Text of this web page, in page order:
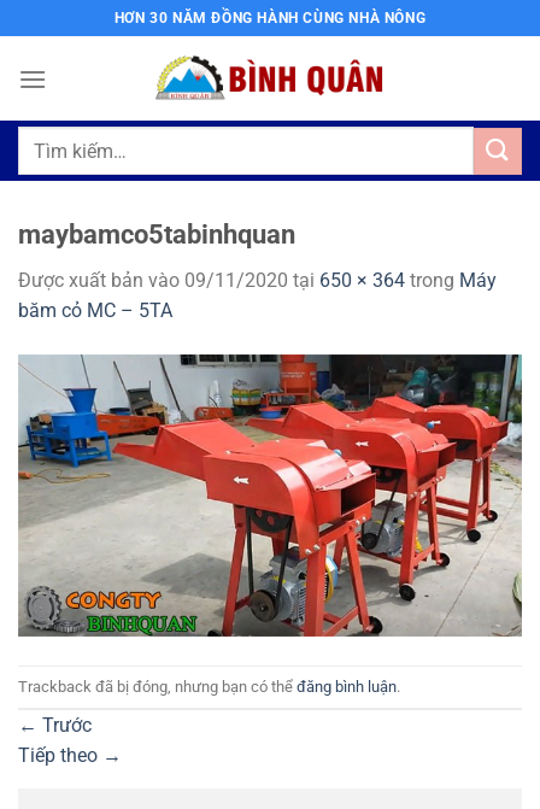
qua
nội
HƠN 30 NĂM ĐỒNG HÀNH CÙNG NHÀ NÔNG
Tìm
maybamco5tabinhquan
Được xuất bản vào 09/11/2020 tại 650 × 364 trong Máy
băm cỏ MC – 5TA
Trackback đã bị đóng, nhưng bạn có thể đăng bình luận.
← Trước
Tiếp theo →